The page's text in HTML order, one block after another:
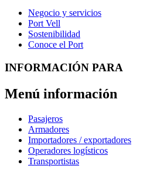
Negocio y servicios
Port Vell
Sostenibilidad
Conoce el Port
INFORMACIÓN PARA
Menú información
Pasajeros
Armadores
Importadores / exportadores
Operadores logísticos
Transportistas